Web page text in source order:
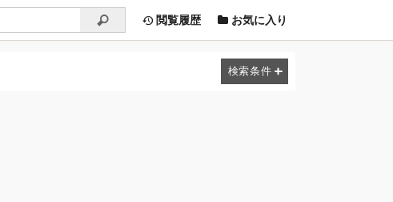
閲覧履歴 お気に入り